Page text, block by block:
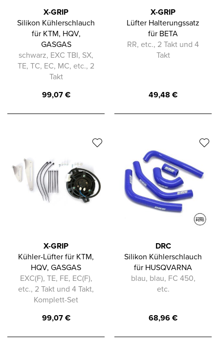
X-GRIP
Silikon Kühlerschlauch
für KTM, HQV,
GASGAS
schwarz, EXC TBI, SX,
TE, TC, EC, MC, etc., 2
Takt
99,07€
X-GRIP
Lüfter Halterungssatz
für BETA
RR, etc., 2 Takt und 4
Takt
49,48 €
X-GRIP
Kühler-Lüfter für KTM,
HQV, GASGAS
EXC(F), TE, FE, EC(F),
etc., 2 Takt und 4 Takt,
Komplett-Set
99,07€
DRC
Silikon Kühlerschlauch
für HUSQVARNA
blau, blau, FC 450,
etc.
68,96€